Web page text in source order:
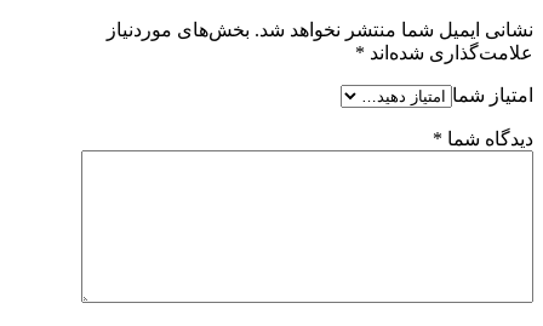
نشانی ایمیل شما منتشر نخواهد شد. بخش‌های موردنیاز
علامت‌گذاری شده‌اند *
امتیاز شما
دیدگاه شما *